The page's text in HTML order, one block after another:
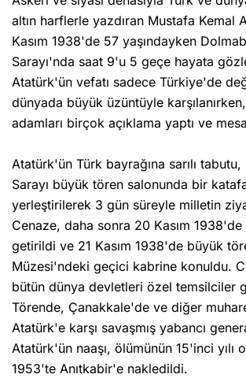
altın harflerle yazdıran Mustafa Kemal
Kasım 1938'de 57 yaşındayken
Sarayı'nda saat 9'u 5 geçe hayata
Atatürk'ün vefatı sadece Türkiye'de
dünyada büyük üzüntüyle
adamları birçok açıklama yaptı ve
Atatürk'ün Türk bayrağına sarılı
Sarayı büyük tören salonunda bir
yerleştirilerek 3 gün süreyle milletin
Cenaze, daha sonra 20 Kasım
getirildi ve 21 Kasım 1938'de büyük
Müzesi'ndeki geçici kabrine konuldu.
bütün dünya devletleri özel temsilciler
Törende, Çanakkale'de ve diğer
Atatürk'e karşı savaşmış yabancı
Atatürk'ün naaşı, ölümünün 15'inci yılı
1953'te Anıtkabir'e nakledildi.